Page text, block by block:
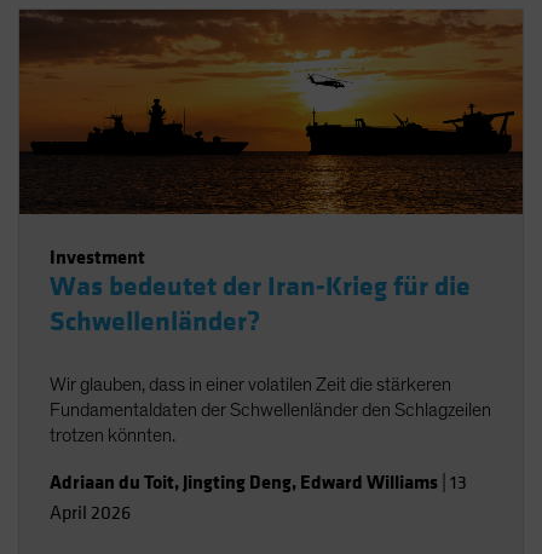
Investment
Was bedeutet der Iran-Krieg für die
Schwellenländer?
Wir glauben, dass in einer volatilen Zeit die stärkeren
Fundamentaldaten der Schwellenländer den Schlagzeilen
trotzen könnten.
Adriaan du Toit, Jingting Deng, Edward Williams 13
April 2026